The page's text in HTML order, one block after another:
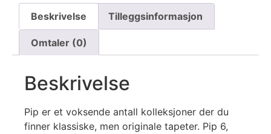
Beskrivelse Tilleggsinformasjon
Omtaler (0)
Beskrivelse
Pip er et voksende antall kolleksjoner der du
finner klassiske, men originale tapeter. Pip 6,